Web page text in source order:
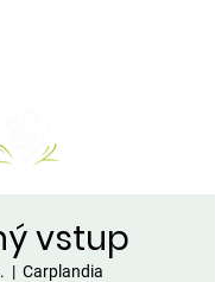
vstup
  |
Carplandia